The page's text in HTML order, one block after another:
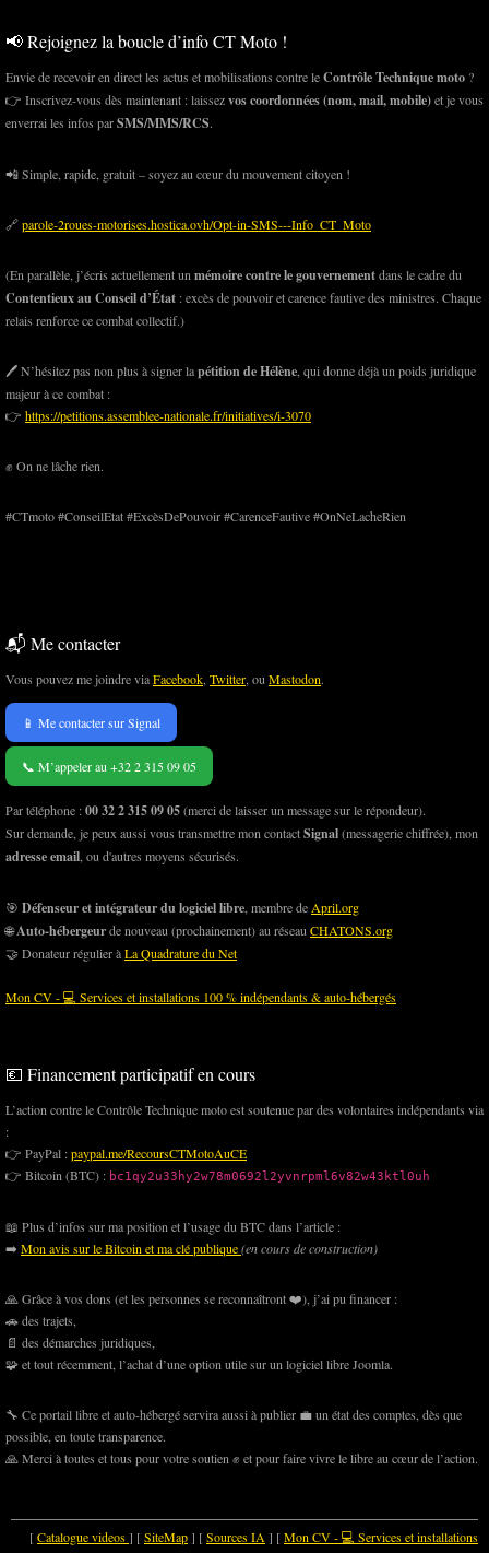
📢 Rejoignez la boucle d’info CT Moto !
Envie de recevoir en direct les actus et mobilisations contre leContrôle Technique moto ?
👉 Inscrivez-vous dès maintenant : laissezvos coordonnées (nom, mail, mobile)et je vous
enverrai les infos parSMS/MMS/RCS.
📲 Simple, rapide, gratuit – soyez au cœur du mouvement citoyen !
🔗parole-2roues-motorises.hostica.ovh/Opt-in-SMS---Info_CT_Moto
(En parallèle, j’écris actuellement un mémoire contre le gouvernementdans le cadre du
Contentieux au Conseil d’État : excès de pouvoir et carence fautive des ministres. Chaque
relais renforce ce combat collectif.)
🖊️ N’hésitez pas non plus à signer lapétition de Hélène , qui donne déjà un poids juridique
majeur à ce combat :
👉 https://petitions.assemblee-nationale.fr/initiatives/i-3070
✊ On ne lâche rien.
#CTmoto #ConseilEtat #ExcèsDePouvoir #CarenceFautive #OnNeLacheRien
📬 Me contacter
Vous pouvez me joindre viaFacebook Twitter , ou Mastodon.
📱 Me contacter sur Signal
📞 M’appeler au +32 2 315 09 05
Par téléphone :00 32 2 315 09 05(merci de laisser un message sur le répondeur).
Sur demande, je peux aussi vous transmettre mon contactSignal(messagerie chiffrée), mon
adresse email , ou d'autres moyens sécurisés.
🎯 Défenseur et intégrateur du logiciel libre , membre de April.org
🌐Auto-hébergeurde nouveau (prochainement) au réseau CHATONS.org
🤝 Donateur régulier àLa Quadrature du Net
Mon CV - 💻 Services et installations 100 % indépendants & auto-hébergés
💶 Financement participatif en cours
L’action contre le Contrôle Technique moto est soutenue par des volontaires indépendants via
:
👉 PayPal :paypal.me/RecoursCTMotoAuCE
👉 Bitcoin (BTC) : bc1qy2u33hy2w78m0692l2yvnrpml6v82w43ktl0uh
📖 Plus d’infos sur ma position et l’usage du BTC dans l’article :
➡️ Mon avis sur le Bitcoin et ma clé publique(en cours de construction)
🙏 Grâce à vos dons (et les personnes se reconnaîtront ❤️), j’ai pu financer :
🚗 des trajets,
📄 des démarches juridiques,
🧩 et tout récemment, l’achat d’une option utile sur un logiciel libre Joomla.
🔧 Ce portail libre et auto-hébergé servira aussi à publier 💼 un état des comptes, dès que
possible, en toute transparence.
🙏 Merci à toutes et tous pour votre soutien ✊ et pour faire vivre le libre au cœur de l’action.
[Catalogue videos] [SiteMap] [Sources IA ] [Mon CV - 💻 Services et installations